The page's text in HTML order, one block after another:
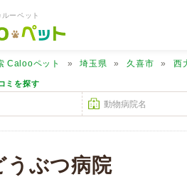
ーペット
Calooペット 埼玉県 久喜市 西
ミを探す
うぶつ病院